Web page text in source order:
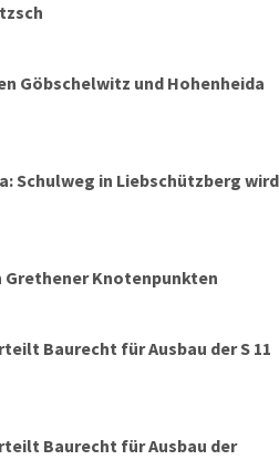
Göbschelwitz und Hohenheida
Schulweg in Liebschützberg wird
Grethener Knotenpunkten
Baurecht für Ausbau der S 11
Baurecht für Ausbau der